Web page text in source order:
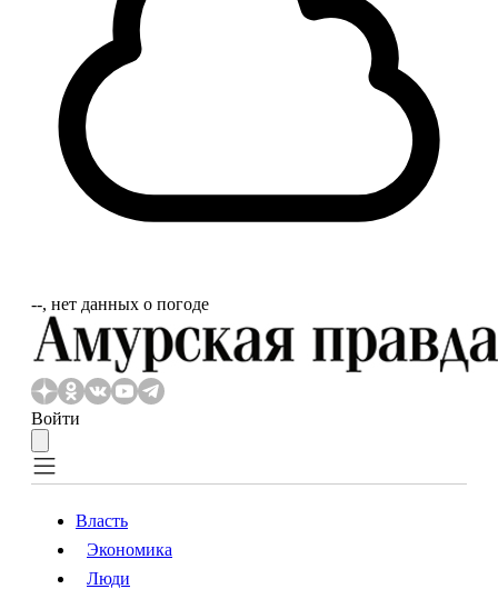
‐‐, нет данных о погоде
Войти
Власть
Власть
Экономика
Люди